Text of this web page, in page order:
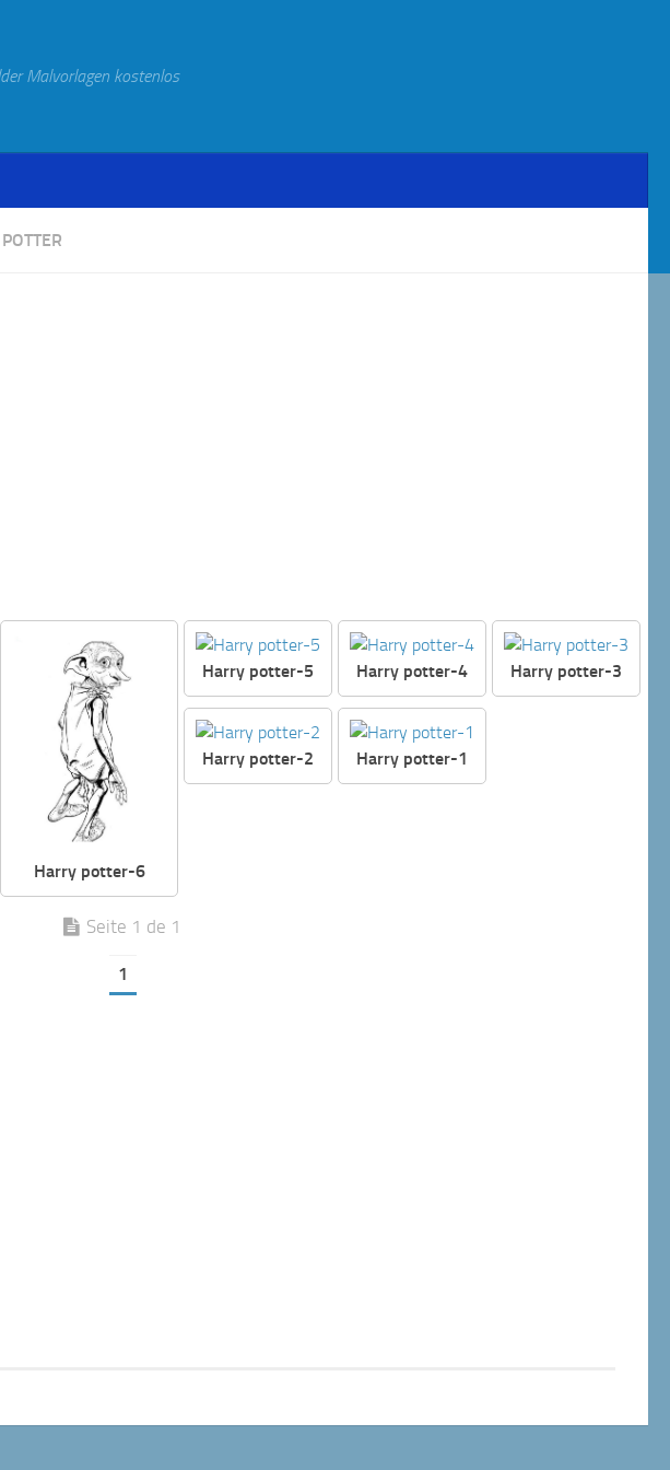
Malvorlagen kostenlos
Harry potter-6
Harry potter-5 Harry potter-4 Harry potter-3
Harry potter-2 Harry potter-1
Seite 1 de 1
1